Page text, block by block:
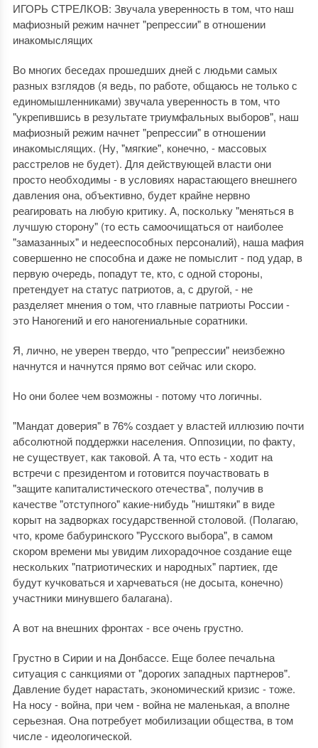
ИГОРЬ СТРЕЛКОВ: Звучала уверенность в том, что наш
мафиозный режим начнет "репрессии" в отношении
инакомыслящих
Во многих беседах прошедших дней с людьми самых
разных взглядов (я ведь, по работе, общаюсь не только с
единомышленниками) звучала уверенность в том, что
"укрепившись в результате триумфальных выборов", наш
мафиозный режим начнет "репрессии" в отношении
инакомыслящих. (Ну, "мягкие", конечно, - массовых
расстрелов не будет). Для действующей власти они
просто необходимы - в условиях нарастающего внешнего
давления она, объективно, будет крайне нервно
реагировать на любую критику. А, поскольку "меняться в
лучшую сторону" (то есть самоочищаться от наиболее
"замазанных" и недееспособных персоналий), наша мафия
совершенно не способна и даже не помыслит - под удар, в
первую очередь, попадут те, кто, с одной стороны,
претендует на статус патриотов, а, с другой, - не
разделяет мнения о том, что главные патриоты России -
это Наногений и его наногениальные соратники.
Я, лично, не уверен твердо, что "репрессии" неизбежно
начнутся и начнутся прямо вот сейчас или скоро.
Но они более чем возможны - потому что логичны.
"Мандат доверия" в 76% создает у властей иллюзию почти
абсолютной поддержки населения. Оппозиции, по факту,
не существует, как таковой. А та, что есть - ходит на
встречи с президентом и готовится поучаствовать в
"защите капиталистического отечества", получив в
качестве "отступного" какие-нибудь "ништяки" в виде
корыт на задворках государственной столовой. (Полагаю,
что, кроме бабуринского "Русского выбора", в самом
скором времени мы увидим лихорадочное создание еще
нескольких "патриотических и народных" партиек, где
будут кучковаться и харчеваться (не досыта, конечно)
участники минувшего балагана).
А вот на внешних фронтах - все очень грустно.
Грустно в Сирии и на Донбассе. Еще более печальна
ситуация с санкциями от "дорогих западных партнеров".
Давление будет нарастать, экономический кризис - тоже.
На носу - война, при чем - война не маленькая, а вполне
серьезная. Она потребует мобилизации общества, в том
числе - идеологической.